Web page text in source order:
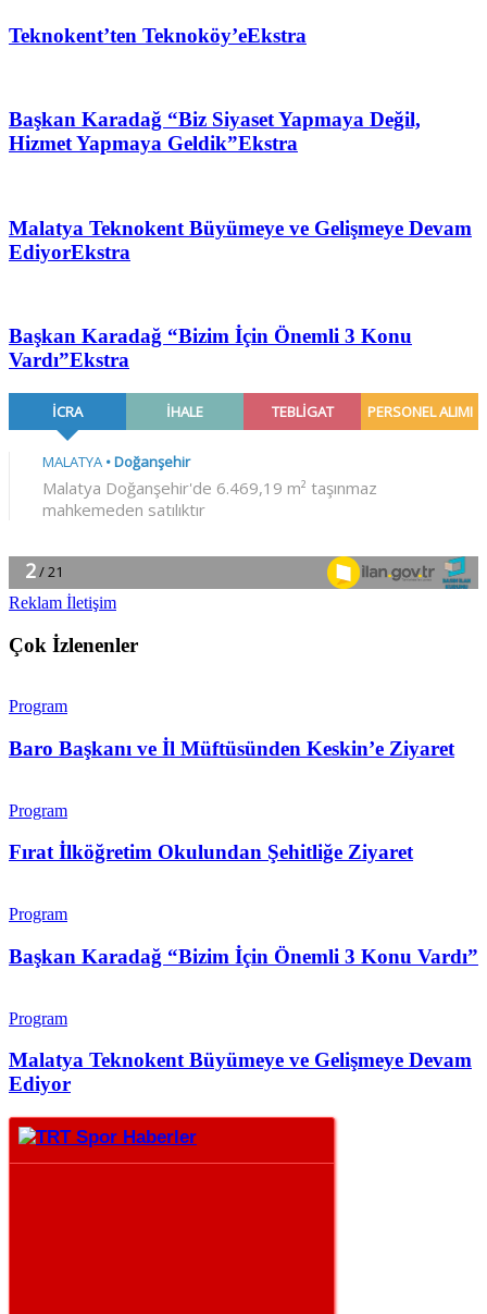
Teknokent’ten Teknoköy’eEkstra
Başkan Karadağ “Biz Siyaset Yapmaya Değil,
Hizmet Yapmaya Geldik”Ekstra
Malatya Teknokent Büyümeye ve Gelişmeye Devam
EdiyorEkstra
Başkan Karadağ “Bizim İçin Önemli 3 Konu
Vardı”Ekstra
Reklam İletişim
Çok İzlenenler
Program
Baro Başkanı ve İl Müftüsünden Keskin’e Ziyaret
Program
Fırat İlköğretim Okulundan Şehitliğe Ziyaret
Program
Başkan Karadağ “Bizim İçin Önemli 3 Konu Vardı”
Program
Malatya Teknokent Büyümeye ve Gelişmeye Devam
Ediyor